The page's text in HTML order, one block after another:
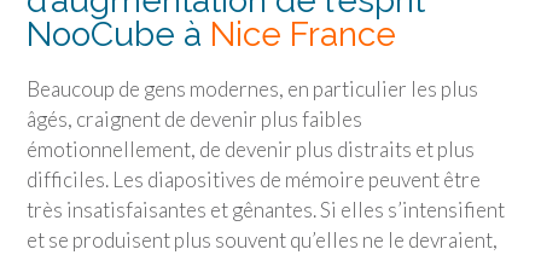
NooCube à Nice France
Beaucoup de gens modernes, en particulier les plus
âgés, craignent de devenir plus faibles
émotionnellement, de devenir plus distraits et plus
difficiles. Les diapositives de mémoire peuvent être
très insatisfaisantes et gênantes. Si elles s’intensifient
et se produisent plus souvent qu’elles ne le devraient,